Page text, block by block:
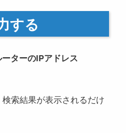
する
ターのIPアドレス
索結果が表示されるだけ